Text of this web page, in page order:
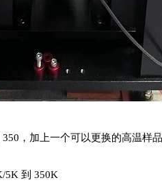
，加上一个可以更换的高温样
5K 到 350K